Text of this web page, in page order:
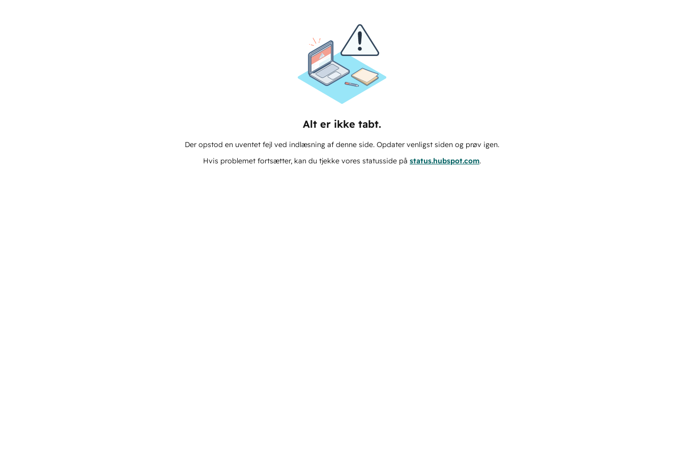
Alt er ikke tabt.
Der opstod en uventet fejl ved indlæsning af denne side. Opdater venligst siden og prøv igen.
Hvis problemet fortsætter, kan du tjekke vores statusside på status.hubspot.com.